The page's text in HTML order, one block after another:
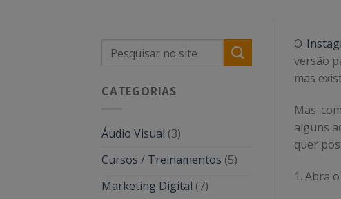
CATEGORIAS
Áudio Visual (3)
Cursos / Treinamentos (5)
Marketing Digital (7)
O
versão
mas
Mas
alguns
quer
1. Abra